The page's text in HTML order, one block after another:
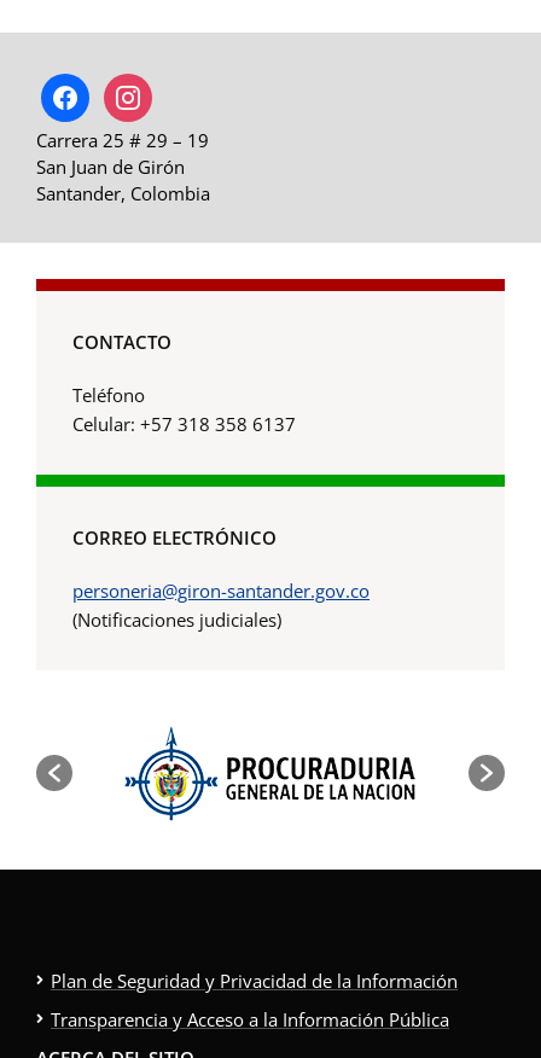
facebookinstagram
Carrera 25 # 29 – 19
San Juan de Girón
Santander, Colombia
CONTACTO
Teléfono
Celular: +57 318 358 6137
CORREO ELECTRÓNICO
personeria@giron-santander.gov.co
(Notificaciones judiciales)
Plan de Seguridad y Privacidad de la Información
Transparencia y Acceso a la Información Pública